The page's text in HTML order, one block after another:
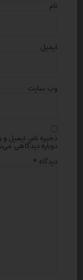
دیدگاه *
نام
ایمیل
وب‌ سایت
ذخیره نام، ایمیل
دوباره دیدگاهی